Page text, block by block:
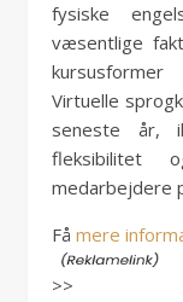
fysiske
væsentlige
Virtuelle
seneste år,
fleksibilitet
medarbejdere
Få mere
>>